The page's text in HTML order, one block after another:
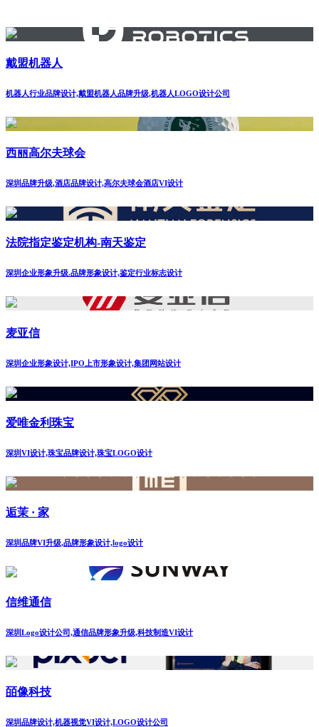
戴盟机器人
机器人行业品牌设计,戴盟机器人品牌升级,机器人LOGO设计公司
西丽高尔夫球会
深圳品牌升级,酒店品牌设计,高尔夫球会酒店VI设计
法院指定鉴定机构-南天鉴定
深圳企业形象升级.品牌形象设计,鉴定行业标志设计
麦亚信
深圳企业形象设计,IPO上市形象设计,集团网站设计
爱唯金利珠宝
深圳VI设计,珠宝品牌设计,珠宝LOGO设计
逅茉 · 家
深圳品牌VI升级,品牌形象设计,logo设计
信维通信
深圳Logo设计公司,通信品牌形象升级,科技制造VI设计
皕像科技
深圳品牌设计,机器视觉VI设计,LOGO设计公司